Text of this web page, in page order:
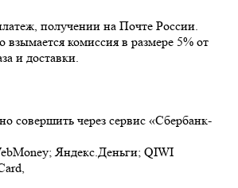
получении на Почте России.
взымается комиссия в размере 5% от
и доставки.
совершить через сервис «Сбербанк-
Яндекс.Деньги; QIWI